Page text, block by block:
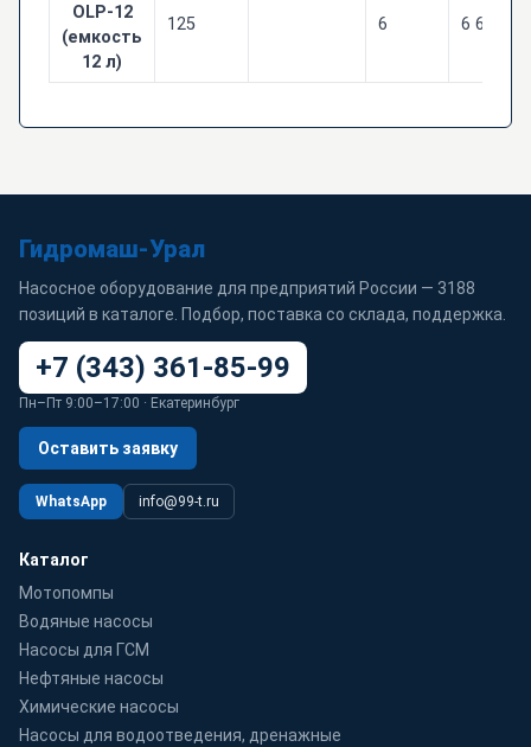
OLP-12
(емкость
12 л)
125 6 6 624
Гидромаш-Урал
Насосное оборудование для предприятий России — 3188
позиций в каталоге. Подбор, поставка со склада, поддержка.
+7 (343) 361-85-99
Пн–Пт 9:00–17:00 · Екатеринбург
Оставить заявку
WhatsApp info@99-t.ru
Каталог
Мотопомпы
Водяные насосы
Насосы для ГСМ
Нефтяные насосы
Химические насосы
Насосы для водоотведения, дренажные